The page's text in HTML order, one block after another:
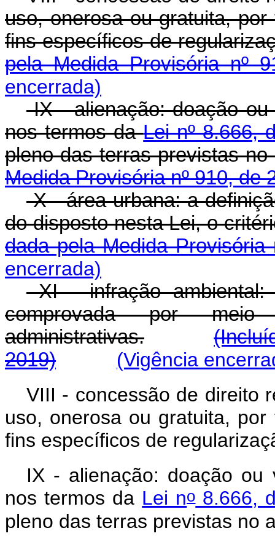
uso, onerosa ou gratuita,
fins específicos de
pela Medida Provisória nº
encerrada)
IX - alienação: doação ou
nos termos daLei nº 8.666,
pleno das terras previstas no
Medida Provisória nº 910, de
X - área urbana: a
do disposto nesta Lei, o
dada pela Medida Provisória
encerrada)
XI - infração ambiental:
comprovada por
administrativas.
2019)
(Vigência
VIII - concessão de direito
uso, onerosa ou gratuita,
fins específicos de
IX - alienação: doação ou
nos termos da Lei no8.666,
pleno das terras previstas no